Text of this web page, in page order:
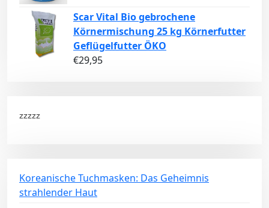
Scar Vital Bio gebrochene
Körnermischung 25 kg Körnerfutter
Geflügelfutter ÖKO
€29,95
zzzzz
Koreanische Tuchmasken: Das Geheimnis
strahlender Haut